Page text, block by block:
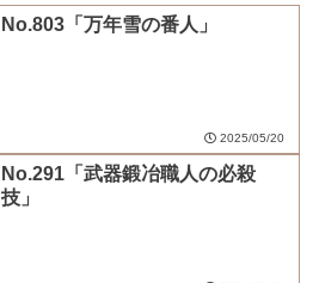
No.803「万年雪の番人」
2025/05/20
No.291「武器鍛冶職人の必殺
技」